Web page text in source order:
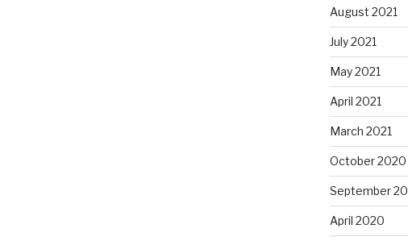
August 2021
July 2021
May 2021
April 2021
March 2021
October 2020
September
April 2020